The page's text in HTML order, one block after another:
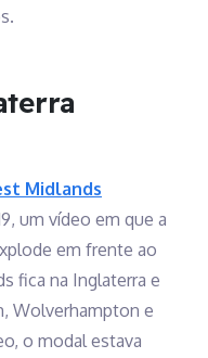
Midlands
um vídeo em que a
em frente ao
fica na Inglaterra e
Wolverhampton e
o modal estava